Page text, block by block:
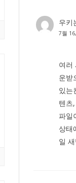
우키
7월
여러
운받
있는
텐츠
파일
상태
일